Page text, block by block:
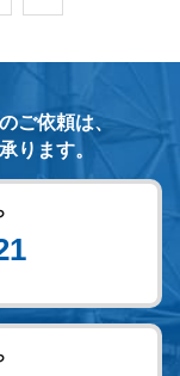
ご依頼は、
ります。